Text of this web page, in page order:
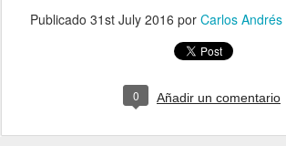
Publicado 31st July 2016 por Carlos
0 Añadir un comentario